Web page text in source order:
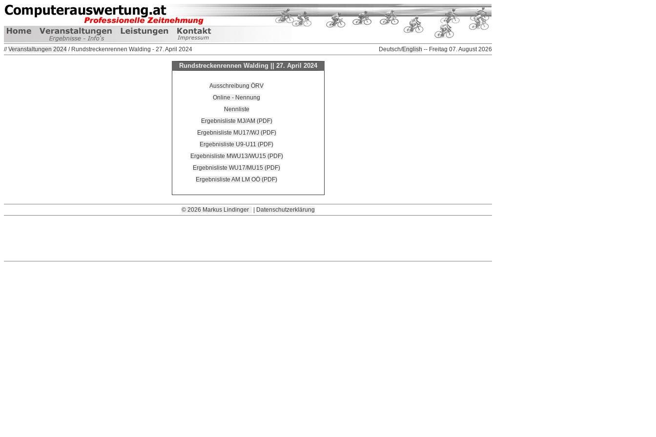
//Veranstaltungen 2024 / Rundstreckenrennen Walding - 27. April 2024 Deutsch/English -- Freitag 07. August 2026
Rundstreckenrennen Walding || 27. April 2024
Ausschreibung ÖRV
Online - Nennung
Nennliste
Ergebnisliste MJ/AM (PDF)
Ergebnisliste MU17/WJ (PDF)
Ergebnisliste U9-U11 (PDF)
Ergebnisliste MWU13/WU15 (PDF)
Ergebnisliste WU17/MU15 (PDF)
Ergebnisliste AM LM OÖ (PDF)
© 2026 Markus Lindinger Datenschutzerklärung